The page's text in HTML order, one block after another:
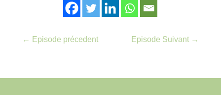
← Episode précedent Episode Suivant →